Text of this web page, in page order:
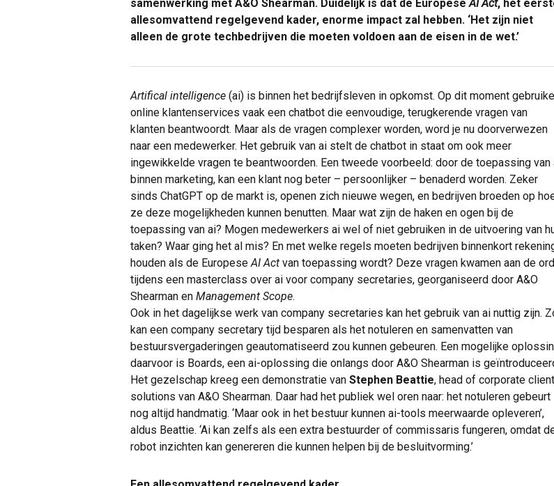
samenwerking met A&O Shearman. Duidelijk is dat de EuropeseAI Act, het
allesomvattend regelgevend kader, enorme impact zal hebben. ‘Het zijn niet
alleen de grote techbedrijven die moeten voldoen aan de eisen in de wet.’
Artifical intelligence (ai) is binnen het bedrijfsleven in opkomst. Op dit moment
online klantenservices vaak een chatbot die eenvoudige, terugkerende vragen van
klanten beantwoordt. Maar als de vragen complexer worden, word je nu doorverwezen
naar een medewerker. Het gebruik van ai stelt de chatbot in staat om ook meer
ingewikkelde vragen te beantwoorden. Een tweede voorbeeld: door de toepassing van
binnen marketing, kan een klant nog beter – persoonlijker – benaderd worden. Zeker
sinds ChatGPT op de markt is, openen zich nieuwe wegen, en bedrijven broeden op
ze deze mogelijkheden kunnen benutten. Maar wat zijn de haken en ogen bij de
toepassing van ai? Mogen medewerkers ai wel of niet gebruiken in de uitvoering van
taken? Waar ging het al mis? En met welke regels moeten bedrijven binnenkort
houden als de Europese AI Act van toepassing wordt? Deze vragen kwamen aan de
tijdens een masterclass over ai voor company secretaries, georganiseerd door A&O
Shearman en Management Scope.
Ook in het dagelijkse werk van company secretaries kan het gebruik van ai nuttig zijn.
kan een company secretary tijd besparen als het notuleren en samenvatten van
bestuursvergaderingen geautomatiseerd zou kunnen gebeuren. Een mogelijke
daarvoor is Boards, een ai-oplossing die onlangs door A&O Shearman is
Het gezelschap kreeg een demonstratie van Stephen Beattie, head of corporate client
solutions van A&O Shearman. Daar had het publiek wel oren naar: het notuleren gebeurt
nog altijd handmatig. ‘Maar ook in het bestuur kunnen ai-tools meerwaarde opleveren’,
aldus Beattie. ‘Ai kan zelfs als een extra bestuurder of commissaris fungeren, omdat
robot inzichten kan genereren die kunnen helpen bij de besluitvorming.’